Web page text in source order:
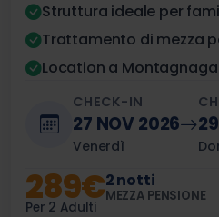
Struttura ideale per
Trattamento di mezza
Location a Montagnaga
CHECK-IN
27 NOV 2026
Venerdì
289€2 notti
MEZZA PENSIONE
Per 2 Adulti